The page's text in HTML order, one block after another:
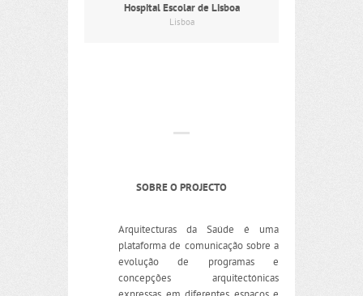
Hospital Escolar de Lisboa
Lisboa
SOBRE O PROJECTO
Arquitecturas da Saúde é uma
plataforma de comunicação sobre a
evolução de programas e
concepções arquitectónicas